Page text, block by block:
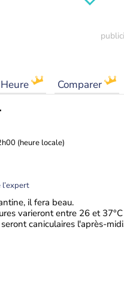
Comparer
(heure locale)
l’expert
il fera beau.
varieront entre 26 et
caniculaires l'après-